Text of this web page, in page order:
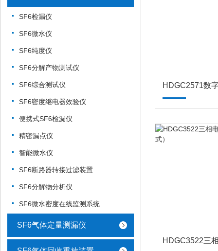
SF6检漏仪
SF6微水仪
SF6纯度仪
SF6分解产物测试仪
SF6综合测试仪
SF6密度继电器效验仪
便携式SF6检漏仪
精密漏点仪
智能微水仪
SF6断路器转接过滤装置
SF6分解物分析仪
SF6微水密度在线监测系统
SF6气体定量测漏仪